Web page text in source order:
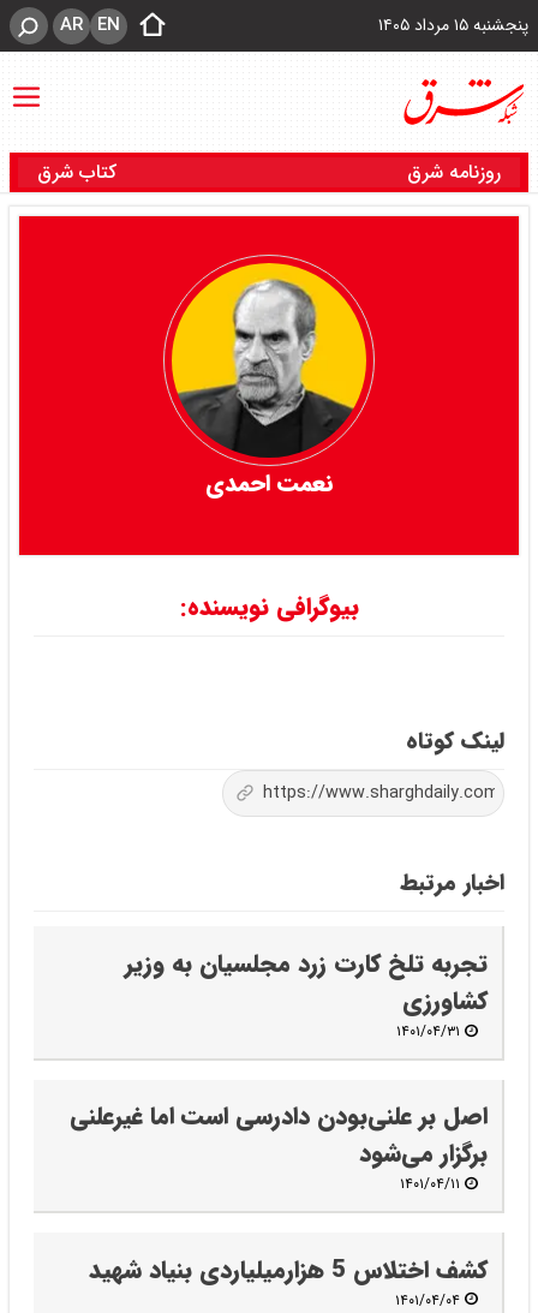
پنجشنبه ۱۵ مرداد ۱۴۰۵ EN
AR
روزنامه شرق کتاب شرق
نعمت احمدی
بیوگرافی نویسنده:
لینک کوتاه
اخبار مرتبط
تجربه تلخ کارت زرد مجلسیان به وزیر
کشاورزی
۱۴۰۱/۰۴/۳۱
اصل بر علنی‌بودن دادرسی است اما غیرعلنی
برگزار می‌شود
۱۴۰۱/۰۴/۱۱
کشف اختلاس 5 هزارمیلیاردی بنیاد شهید
۱۴۰۱/۰۴/۰۴